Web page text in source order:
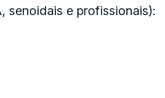
senoidais e profissionais):